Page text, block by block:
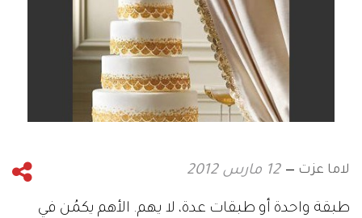
لاما عزت 12 مارس 2012
طبقة واحدة أو طبقات عدة، لا يهم. الأهم يكمُن في